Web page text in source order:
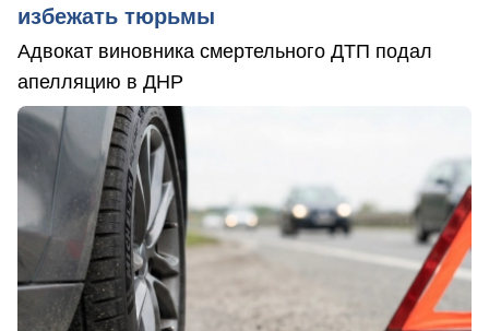
избежать тюрьмы
Адвокат виновника смертельного ДТП подал
апелляцию в ДНР